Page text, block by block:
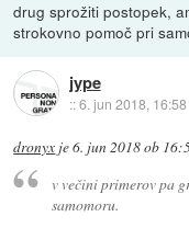
drug sprožiti postopek,
strokovno pomoč pri
jype
::6. jun 2018, 16:58
dronyx je6. jun 2018 ob
v večini primerov pa
samomoru.